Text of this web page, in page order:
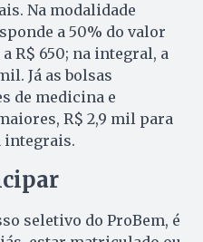
Na modalidade
a 50% do valor
R$ 650; na integral, a
Já as bolsas
de medicina e
R$ 2,9 mil para
integrais.
seletivo do ProBem, é